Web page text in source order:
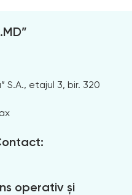
S.A., etajul 3, bir. 320
operativ și